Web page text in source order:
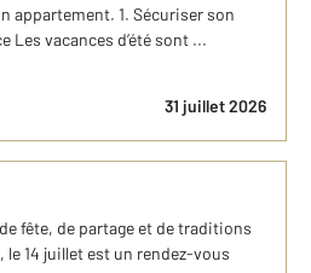
appartement. 1. Sécuriser son
Les vacances d’été sont ...
31 juillet 2026
fête, de partage et de traditions
le 14 juillet est un rendez-vous